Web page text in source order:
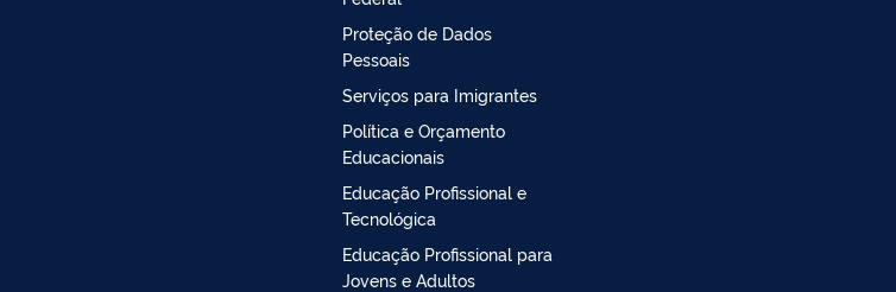
Proteção de Dados
Pessoais
Serviços para Imigrantes
Política e Orçamento
Educacionais
Educação Profissional e
Tecnológica
Educação Profissional para
Jovens e Adultos